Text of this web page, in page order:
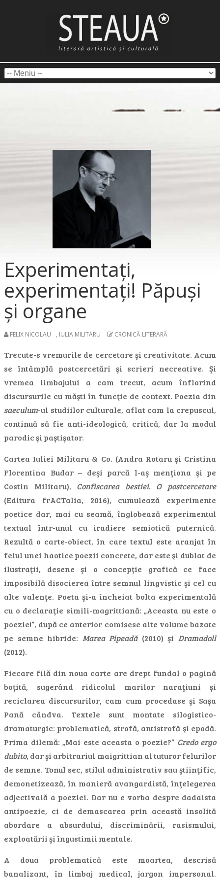
Experimentaţi,
experimentaţi! Păpuşi
şi organe
FELIX NICOLAU , IULIA MILITARU CRONICĂ LITERARĂ
Trecute-s vremurile de cercetare şi creativitate. Acum
se întâmplă postcercetări şi scrieri necreative. Şi
vremea limbajului a cam trecut, acum înflorind
discursurile cu măşti în funcţie de context. Poezia din
saeculum-ul studiilor culturale, aflat cam la crepuscul,
continuă să fie anti-ideologică, critică, dar la modul
parodic şi paştişator.
Cartea Iuliei Militaru & Co. (Andra Rotaru şi Cristina
Florentina Budar – deşi parcă l-aş menţiona şi pe
Costin Militaru), Confiscarea bestiei. O postcercetare
(Editura frACTalia, 2016), cumulează experimente
poetice dar, mai cu seamă, înglobează experimentul
textual într-unul cu iradiere semiotică puternică.
Rezultă o carte-obiect, în care textul este aranjat în
felul unei haotice poezii concrete, dar este şi dublat de
ilustraţii, desene şi o concepţie grafică ce face
imposibilă disocierea între semnul lingvistic şi cel cu
alte valenţe. Poeta şi-a încheiat bolta experimentală
cu o declaraţie simili-magrittiană: „Aceasta nu este o
poezie!”, după ce anterior comisese alte volume bazate
pe semne hibride: Marea Pipeadă(2010) şi Dramadoll
(2012).
Fiecare filă din noua carte are drept fundal o pagină
boţită, sugerând ridicolul marilor naraţiuni şi
reciclarea discursurilor, cam cum procedase şi Saşa
Pană cândva. Textele sunt montate silogistico-
dramaturgic: problematică, strofă, antistrofă şi epodă.
Prima dilemă: „Mai este aceasta o poezie?” Credo ergo
dubito, dar şi arbitrariul maigrittian al tuturor felurilor
de semne. Tonul sec, stilul administrativ sau ştiinţific,
demonetizează, în manieră avangardistă, înţelegerea
adjectivală a poeziei. Dar nu e vorba despre dadaista
antipoezie, ci de demascarea prin această insolită
abordare a absurdului, discriminării, rasismului,
exploatării şi îngustimii mentale.
A doua problematică este moartea, descrisă
banalizant, în limbaj medical, jargon impersonal.